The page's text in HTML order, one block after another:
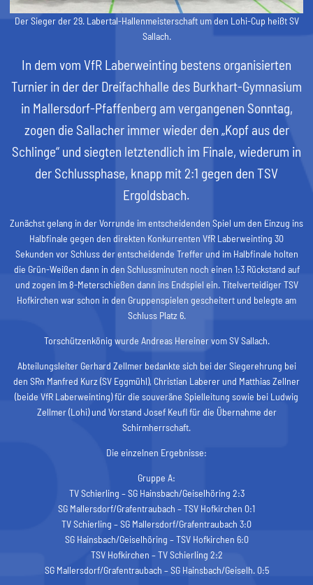
Der Sieger der 29. Labertal-Hallenmeisterschaft um den Lohi-Cup heißt SV
Sallach.
In dem vom VfR Laberweinting bestens organisierten
Turnier in der der Dreifachhalle des Burkhart-Gymnasium
in Mallersdorf-Pfaffenberg am vergangenen Sonntag,
zogen die Sallacher immer wieder den „Kopf aus der
Schlinge“ und siegten letztendlich im Finale, wiederum in
der Schlussphase, knapp mit 2:1 gegen den TSV
Ergoldsbach.
Zunächst gelang in der Vorrunde im entscheidenden Spiel um den Einzug ins
Halbfinale gegen den direkten Konkurrenten VfR Laberweinting 30
Sekunden vor Schluss der entscheidende Treffer und im Halbfinale holten
die Grün-Weißen dann in den Schlussminuten noch einen 1:3 Rückstand auf
und zogen im 8-Meterschießen dann ins Endspiel ein. Titelverteidiger TSV
Hofkirchen war schon in den Gruppenspielen gescheitert und belegte am
Schluss Platz 6.
Torschützenkönig wurde Andreas Hereiner vom SV Sallach.
Abteilungsleiter Gerhard Zellmer bedankte sich bei der Siegerehrung bei
den SRn Manfred Kurz (SV Eggmühl), Christian Laberer und Matthias Zellner
(beide VfR Laberweinting) für die souveräne Spielleitung sowie bei Ludwig
Zellmer (Lohi) und Vorstand Josef Keufl für die Übernahme der
Schirmherrschaft.
Die einzelnen Ergebnisse:
Gruppe A:
TV Schierling – SG Hainsbach/Geiselhöring 2:3
SG Mallersdorf/Grafentraubach – TSV Hofkirchen 0:1
TV Schierling – SG Mallersdorf/Grafentraubach 3:0
SG Hainsbach/Geiselhöring – TSV Hofkirchen 6:0
TSV Hofkirchen – TV Schierling 2:2
SG Mallersdorf/Grafentraubach – SG Hainsbach/Geiselh. 0:5